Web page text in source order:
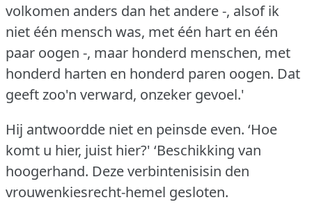
volkomen anders dan het andere -, alsof ik
niet één mensch was, met één hart en één
paar oogen -, maar honderd menschen, met
honderd harten en honderd paren oogen. Dat
geeft zoo'n verward, onzeker gevoel.'
Hij antwoordde niet en peinsde even. ‘Hoe
komt u hier, juist hier?' ‘Beschikking van
hoogerhand. Deze verbintenisisin den
vrouwenkiesrecht-hemel gesloten.